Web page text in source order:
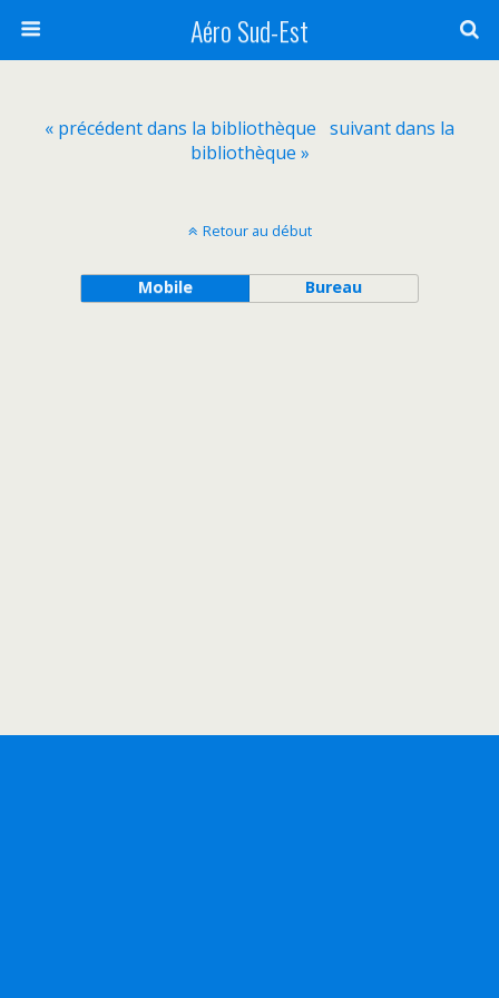
Aéro Sud-Est
« précédent dans la bibliothèque suivant dans la
bibliothèque »
Retour au début
Mobile Bureau